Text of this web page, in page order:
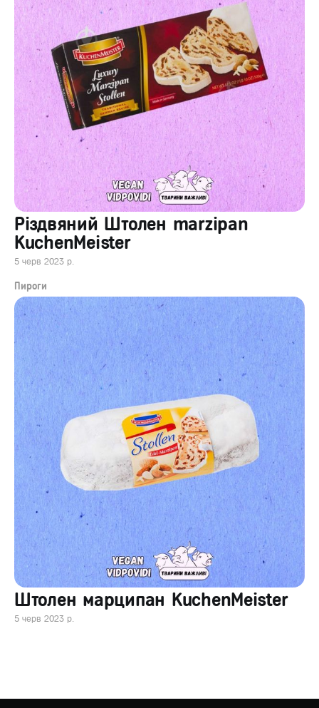
Різдвяний Штолен marzipan
KuchenMeister
5 черв 2023 р.
Пироги
Штолен марципан KuchenMeister
5 черв 2023 р.